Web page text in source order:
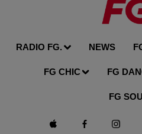
RADIO FG. NEWS
FG CHIC FG
FG